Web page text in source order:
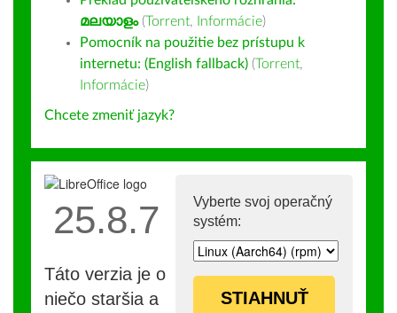
മലയാളം (Torrent, Informácie)
Pomocník na použitie bez prístupu k
internetu: (English fallback) (Torrent,
Informácie)
Chcete zmeniť jazyk?
Vyberte svoj operačný
systém:
STIAHNUŤ
25.8.7
Táto verzia je o
niečo staršia a